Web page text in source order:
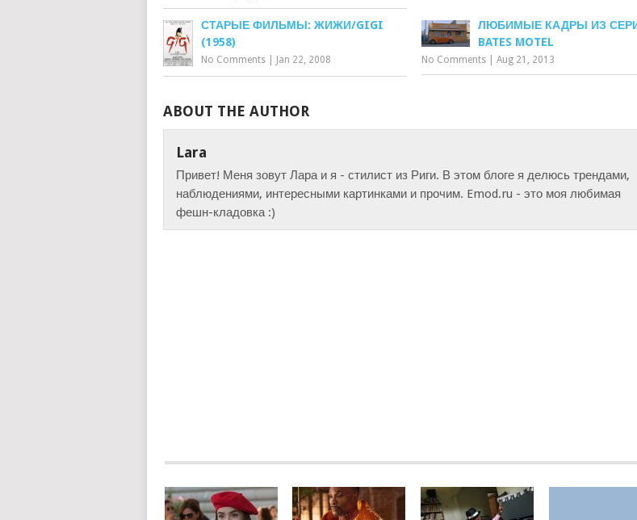
СТАРЫЕ ФИЛЬМЫ: ЖИЖИ/GIGI
(1958)
No Comments Jan 22, 2008
ЛЮБИМЫЕ КАДРЫ ИЗ
BATES MOTEL
No Comments |Aug 21, 2013
ABOUT THE AUTHOR
Lara
Привет! Меня зовут Лара и я - стилист из Риги. В этом блоге я делюсь трендами,
наблюдениями, интересными картинками и прочим. Emod.ru - это моя любимая
фешн-кладовка :)